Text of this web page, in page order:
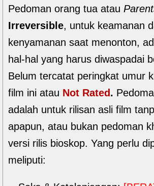
Pedoman orang tua atau
Irreversible, untuk keamanan
kenyamanan saat menonton,
hal-hal yang harus diwaspadai
Belum tercatat peringkat umur
film ini atau Not Rated.
adalah untuk rilisan asli film
apapun, atau bukan pedoman
versi rilis bioskop. Yang perlu
meliputi: